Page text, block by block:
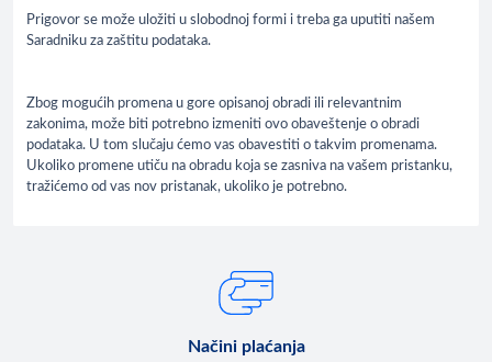
Prigovor se može uložiti u slobodnoj formi i treba ga uputiti našem
Saradniku za zaštitu podataka.
Zbog mogućih promena u gore opisanoj obradi ili relevantnim
zakonima, može biti potrebno izmeniti ovo obaveštenje o obradi
podataka. U tom slučaju ćemo vas obavestiti o takvim promenama.
Ukoliko promene utiču na obradu koja se zasniva na vašem pristanku,
tražićemo od vas nov pristanak, ukoliko je potrebno.
Načini plaćanja